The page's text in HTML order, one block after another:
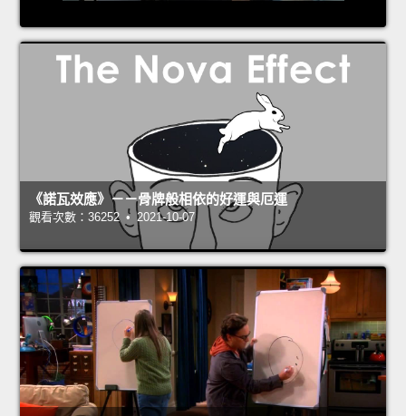
《諾瓦效應》－－骨牌般相依的好運與厄運
觀看次數：36252 • 2021-10-07